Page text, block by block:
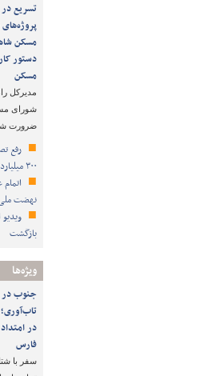
تسریع
مسکن
دستور
مسکن
مدیرکل
شورای
ضرورت
رفع
۳۰۰ میلیارد ریال
نهضت
بازگشت
ویژه‌ها
جنوب در
در
فارس
سفر با